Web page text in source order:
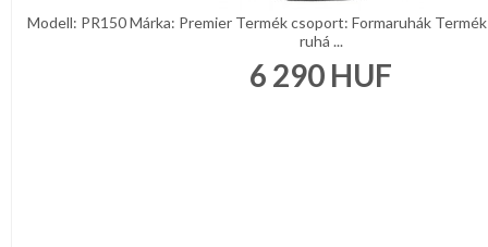
Modell: PR150 Márka: Premier Termék csoport: Formaruhák
ruhá ...
6 290 HUF